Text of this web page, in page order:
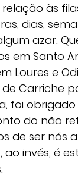
às
dias,
azar.
em Santo
Loures e
Carriche
foi
do não
de ser nós
ao invés, é